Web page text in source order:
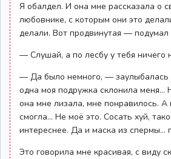
Я обалдел. И она мне рассказала о
любовнике, с которым они это
делали. Вот продвинутая — подумал
— Слушай, а по лесбу у тебя ничего
— Да было немного, —
одна моя подружка склонила меня…
она мне лизала, мне понравилось. А
смогла… Не моё это. Сосать хуй,
интереснее. Да и маска из спермы…
Это говорила мне красивая, с виду